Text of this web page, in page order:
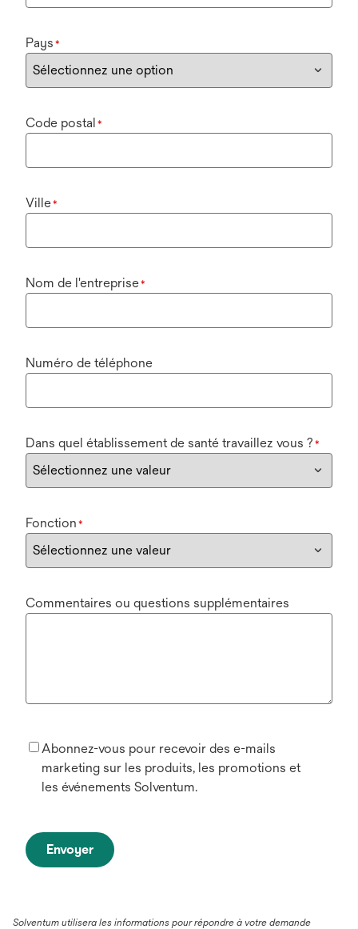
Pays *
Code postal *
Ville*
Nom de l'entreprise*
Numéro de téléphone
Dans quel établissement de santé travaillez vous ? *
Fonction *
Commentaires ou questions supplémentaires
Abonnez-vous pour recevoir des e-mails
marketing sur les produits, les promotions et
les événements Solventum.
Envoyer
Solventum utilisera les informations pour répondre à votre demande